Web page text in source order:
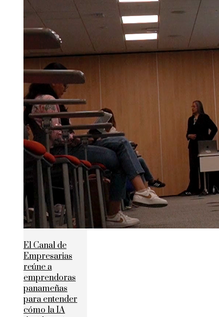
El Canal de
Empresarias
reúne a
emprendoras
panameñas
para entender
cómo la IA